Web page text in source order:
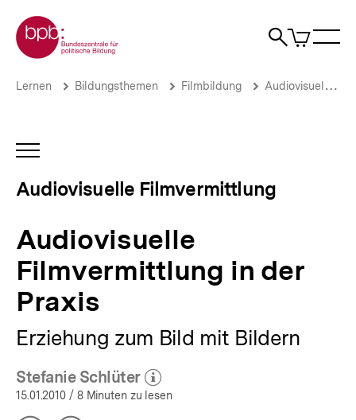
zum
Seiteninhalt
springen
Zur Startseite der bpb
Suche
Artikel
im
Audiovisuelle
Praxis
Audiovisuelle
Filmvermittlung
Brotkrümelnavigation
Pfadnavigation
Lernen Bildungsthemen Filmbildung Audiovisuelle Filmvermittlung
INHALTSNAVIGATION
Audiovisuelle Filmvermittlung
Audiovisuelle
Filmvermittlung in der
Praxis
Erziehung zum Bild mit Bildern
Stefanie Schlüter
(Mehr zum Autor)
öffnen
15.01.2010 / 8 Minuten zu lesen